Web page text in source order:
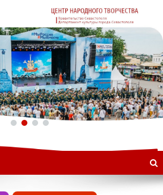
«ЦНТ» –
Центр
творчества